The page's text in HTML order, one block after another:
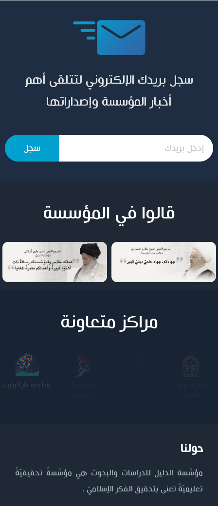
سجل بريدك الإلكتروني لتتلقى أهم
أخبار المؤسسة وإصداراتها
قالوا في المؤسسة
مراكز متعاونة
مطبعة دار الوارث
حولنا
مؤسّسة الدليل للدراسات والبحوث هي مؤسّسةٌ تحقيقيّةٌ
تعليميّةٌ تعنى بتحقيق الفكر الإسلاميّ .